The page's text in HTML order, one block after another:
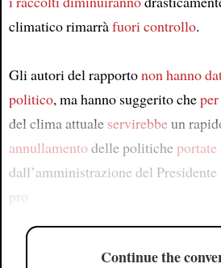
climatico rimarràfuori controllo.
Gli autori del rapportonon hanno
politico, ma hanno suggerito che
del clima attuale servirebbeun
annullamentodelle politiche portate
dall’amministrazione del
pro
Continue the